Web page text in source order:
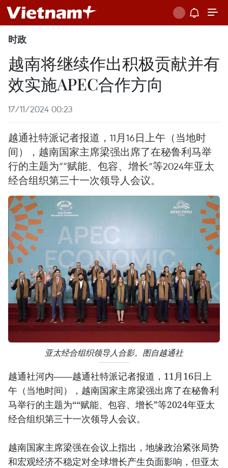
时政
越南将继续作出积极贡献并有
效实施APEC合作方向
17/11/2024 00:23
越通社特派记者报道，11月16日上午（当地时
间），越南国家主席梁强出席了在秘鲁利马举
行的主题为““赋能、包容、增长”等2024年亚太
经合组织第三十一次领导人会议。
亚太经合组织领导人合影。图自越通社
越通社河内——越通社特派记者报道，11月16日上
午（当地时间），越南国家主席梁强出席了在秘鲁利
马举行的主题为““赋能、包容、增长”等2024年亚太
经合组织第三十一次领导人会议。
越南国家主席梁强在会议上指出，地缘政治紧张局势
和宏观经济不稳定对全球增长产生负面影响，但亚太